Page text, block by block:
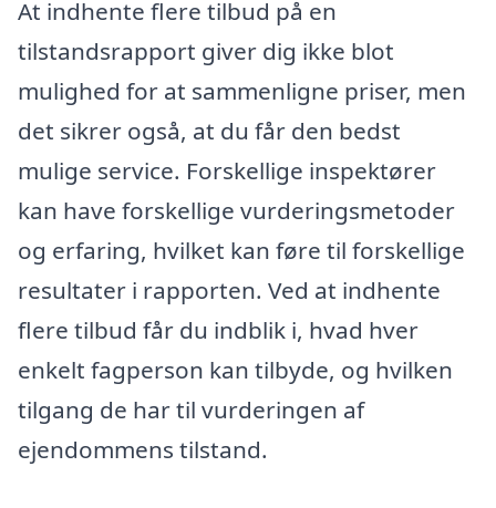
At indhente flere tilbud på en
tilstandsrapport giver dig ikke blot
mulighed for at sammenligne priser, men
det sikrer også, at du får den bedst
mulige service. Forskellige inspektører
kan have forskellige vurderingsmetoder
og erfaring, hvilket kan føre til forskellige
resultater i rapporten. Ved at indhente
flere tilbud får du indblik i, hvad hver
enkelt fagperson kan tilbyde, og hvilken
tilgang de har til vurderingen af
ejendommens tilstand.